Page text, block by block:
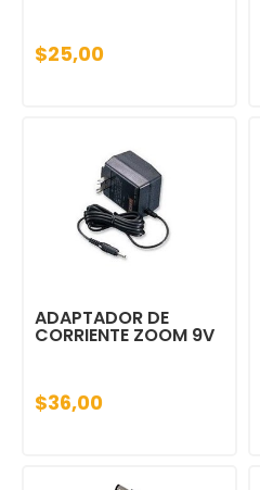
$25,00
ADAPTADOR DE
CORRIENTE ZOOM 9V
$36,00